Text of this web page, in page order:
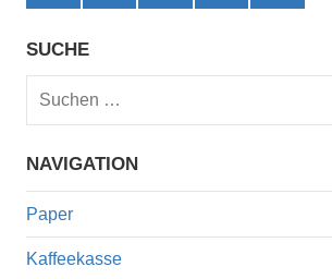
(ehemals
SUCHE
Suchen
nach:
NAVIGATION
Paper
Kaffeekasse